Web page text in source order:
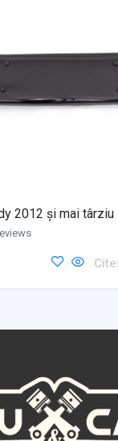
2012 și mai târziu